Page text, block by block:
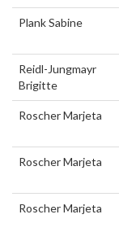
Plank Sabine
Reidl-Jungmayr
Brigitte
Roscher Marjeta
Roscher Marjeta
Roscher Marjeta